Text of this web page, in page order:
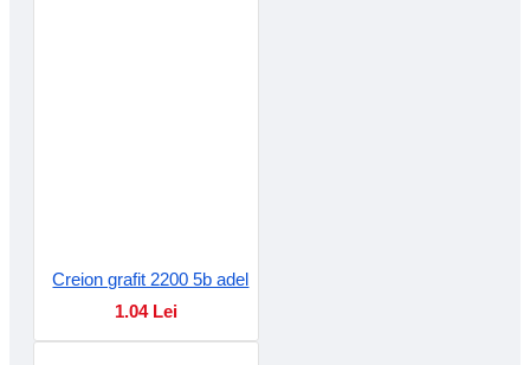
Creion grafit 2200 5b adel
1.04 Lei